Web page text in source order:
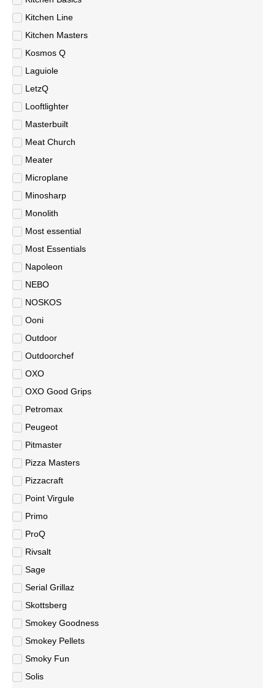
Kitchen Line
Kitchen Masters
Kosmos Q
Laguiole
LetzQ
Looftlighter
Masterbuilt
Meat Church
Meater
Microplane
Minosharp
Monolith
Most essential
Most Essentials
Napoleon
NEBO
NOSKOS
Ooni
Outdoor
Outdoorchef
OXO
OXO Good Grips
Petromax
Peugeot
Pitmaster
Pizza Masters
Pizzacraft
Point Virgule
Primo
ProQ
Rivsalt
Sage
Serial Grillaz
Skottsberg
Smokey Goodness
Smokey Pellets
Smoky Fun
Solis